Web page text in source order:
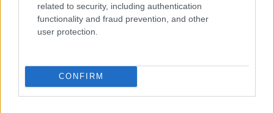
related to security, including authentication
functionality and fraud prevention, and other
user protection.
CONFIRM
Calangianus, allarme sul centro accoglienza
minori, Albieri: “Episodi gravissimi”
Gallura, finti clienti svuotano le suite: furto da
50mila nel resort